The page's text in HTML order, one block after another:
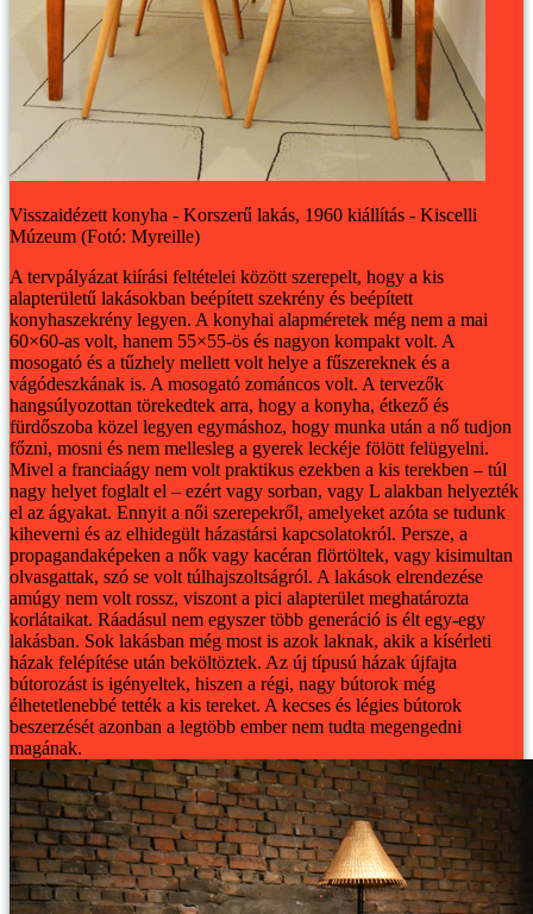
Visszaidézett konyha - Korszerű lakás, 1960 kiállítás - Kiscelli
Múzeum (Fotó: Myreille)
A tervpályázat kiírási feltételei között szerepelt, hogy a kis
alapterületű lakásokban beépített szekrény és beépített
konyhaszekrény legyen. A konyhai alapméretek még nem a mai
60×60-as volt, hanem 55×55-ös és nagyon kompakt volt. A
mosogató és a tűzhely mellett volt helye a fűszereknek és a
vágódeszkának is. A mosogató zománcos volt. A tervezők
hangsúlyozottan törekedtek arra, hogy a konyha, étkező és
fürdőszoba közel legyen egymáshoz, hogy munka után a nő tudjon
főzni, mosni és nem mellesleg a gyerek leckéje fölött felügyelni.
Mivel a franciaágy nem volt praktikus ezekben a kis terekben – túl
nagy helyet foglalt el – ezért vagy sorban, vagy L alakban helyezték
el az ágyakat. Ennyit a női szerepekről, amelyeket azóta se tudunk
kiheverni és az elhidegült házastársi kapcsolatokról. Persze, a
propagandaképeken a nők vagy kacéran flörtöltek, vagy kisimultan
olvasgattak, szó se volt túlhajszoltságról. A lakások elrendezése
amúgy nem volt rossz, viszont a pici alapterület meghatározta
korlátaikat. Ráadásul nem egyszer több generáció is élt egy-egy
lakásban. Sok lakásban még most is azok laknak, akik a kísérleti
házak felépítése után beköltöztek. Az új típusú házak újfajta
bútorozást is igényeltek, hiszen a régi, nagy bútorok még
élhetetlenebbé tették a kis tereket. A kecses és légies bútorok
beszerzését azonban a legtöbb ember nem tudta megengedni
magának.